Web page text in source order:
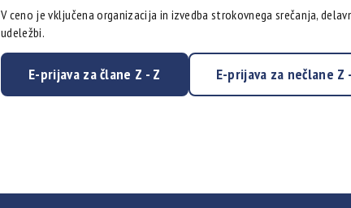
V ceno je vključena organizacija in izvedba strokovnega srečanja,
udeležbi.
E-prijava za člane Z - Z E-prijava za nečlane Z